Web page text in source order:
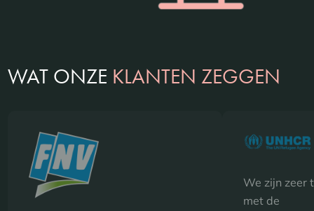
WAT ONZE KLANTEN ZEGGEN
We zijn zeer
met de